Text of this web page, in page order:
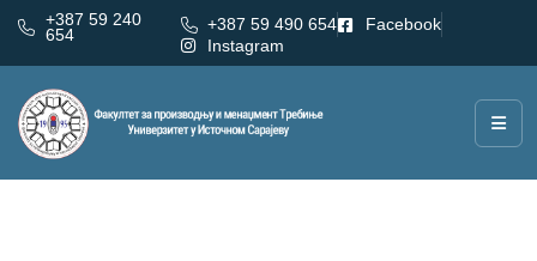
+387 59 240
654
+387 59 490 654
Facebook
Instagram